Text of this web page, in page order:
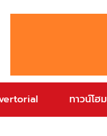
ทาวน์โฮม